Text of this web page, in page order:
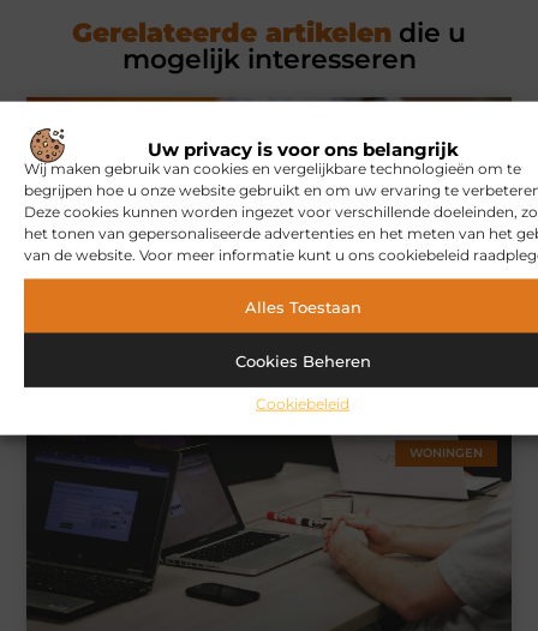
Uw privacy is voor ons belangrijk
Wij maken gebruik van cookies en vergelijkbare technologieën om te
begrijpen hoe u onze website gebruikt en om uw ervaring te
Deze cookies kunnen worden ingezet voor verschillende doeleinden,
het tonen van gepersonaliseerde advertenties en het meten van het
van de website. Voor meer informatie kunt u ons cookiebeleid
Alles Toestaan
Cookies Beheren
Cookiebeleid
Gerelateerde artikelen die u
mogelijk interesseren
WONINGEN